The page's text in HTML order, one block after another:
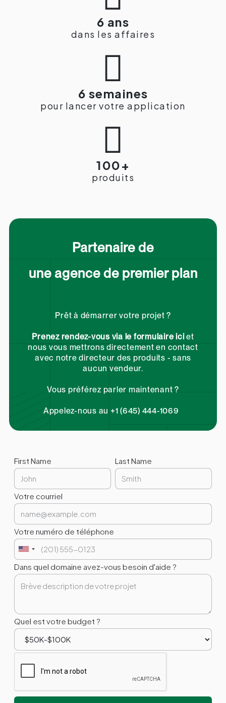
6 ans
dans les affaires

6 semaines
pour lancer votre application

100+
produits
Partenaire de
une agence de premier plan
Prêt à démarrer votre projet ?
Prenez rendez-vous via le formulaire iciet
nous vous mettrons directement en contact
avec notre directeur des produits - sans
aucun vendeur.
Vous préférez parler maintenant ?
Appelez-nous au +1 (645) 444-1069
First Name Last Name
Votre courriel
Votre numéro de téléphone
Dans quel domaine avez-vous besoin d'aide ?
Quel est votre budget ?